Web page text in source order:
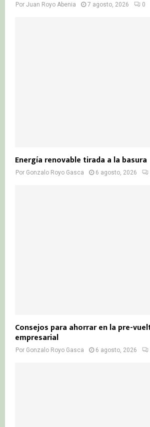
Por Juan Royo Abenia 7 agosto, 2026 0
Energía renovable tirada a la basura
Por Gonzalo Royo Gasca 6 agosto, 2026
Consejos para ahorrar en la pre-
empresarial
Por Gonzalo Royo Gasca 6 agosto, 2026